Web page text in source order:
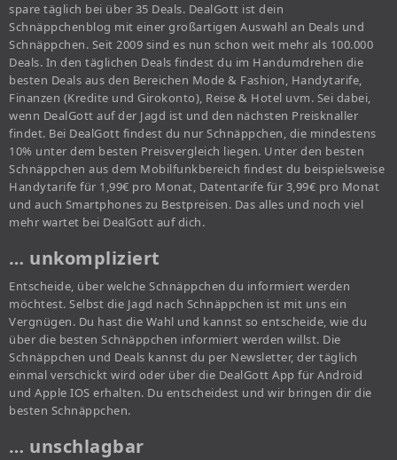
spare täglich bei über 35 Deals. DealGott ist dein
Schnäppchenblog mit einer großartigen Auswahl an Deals und
Schnäppchen. Seit 2009 sind es nun schon weit mehr als 100.000
Deals. In den täglichen Deals findest du im Handumdrehen die
besten Deals aus den Bereichen Mode & Fashion, Handytarife,
Finanzen (Kredite und Girokonto), Reise & Hotel uvm. Sei dabei,
wenn DealGott auf der Jagd ist und den nächsten Preisknaller
findet. Bei DealGott findest du nur Schnäppchen, die mindestens
10% unter dem besten Preisvergleich liegen. Unter den besten
Schnäppchen aus dem Mobilfunkbereich findest du beispielsweise
Handytarife für 1,99€ pro Monat, Datentarife für 3,99€ pro Monat
und auch Smartphones zu Bestpreisen. Das alles und noch viel
mehr wartet bei DealGott auf dich.
… unkompliziert
Entscheide, über welche Schnäppchen du informiert werden
möchtest. Selbst die Jagd nach Schnäppchen ist mit uns ein
Vergnügen. Du hast die Wahl und kannst so entscheide, wie du
über die besten Schnäppchen informiert werden willst. Die
Schnäppchen und Deals kannst du per Newsletter, der täglich
einmal verschickt wird oder über die DealGott App für Android
und Apple IOS erhalten. Du entscheidest und wir bringen dir die
besten Schnäppchen.
… unschlagbar